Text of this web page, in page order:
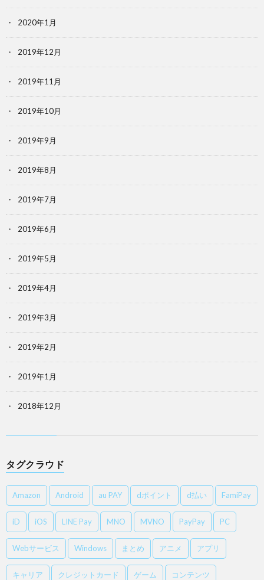
2020年1月
2019年12月
2019年11月
2019年10月
2019年9月
2019年8月
2019年7月
2019年6月
2019年5月
2019年4月
2019年3月
2019年2月
2019年1月
2018年12月
タグクラウド
Amazon Android au PAY dポイント d払い FamiPay
iD iOS LINE Pay MNO MVNO PayPay PC
Webサービス Windows まとめ アニメ アプリ
キャリア クレジットカード ゲーム コンテンツ